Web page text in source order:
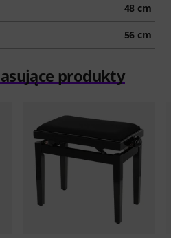
48 cm
56 cm
produkty